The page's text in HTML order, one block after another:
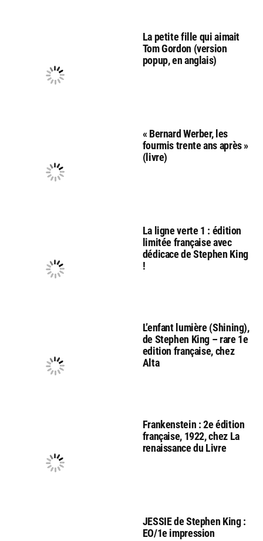
La petite fille qui aimait
Tom Gordon (version
popup, en anglais)
« Bernard Werber, les
fourmis trente ans après »
(livre)
La ligne verte 1 : édition
limitée française avec
dédicace de Stephen King
!
L’enfant lumière (Shining),
de Stephen King – rare 1e
edition française, chez
Alta
Frankenstein : 2e édition
française, 1922, chez La
renaissance du Livre
JESSIE de Stephen King :
EO/1e impression